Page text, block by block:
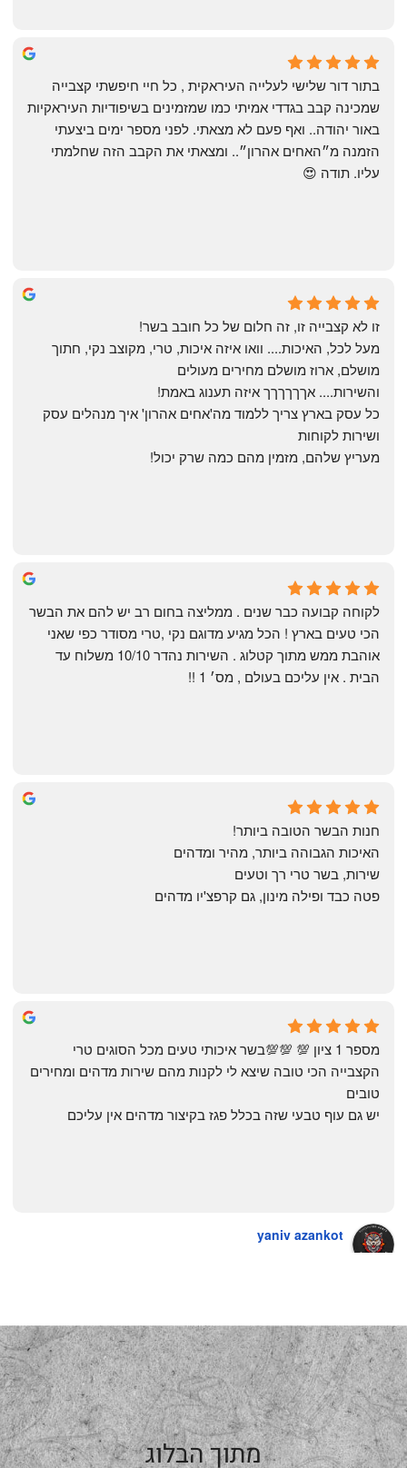
שי
4 months ago
Yonatan Menashe
6 months ago
עליו. תודה 😍
Shahaf Bendarker
6 months ago
זו לא קצבייה זו, זה חלום של כל חובב בשר!
מושלם, ארוז מושלם מחירים מעולים
והשירות.... אךךךךךך איזה תענוג באמת!
ושירות לקוחות
מעריץ שלהם, מזמין מהם כמה שרק יכול!
Annael Annael
9 months ago
הבית . אין עליכם בעולם , מס׳ 1 !!
The Artechology
a year ago
חנות הבשר הטובה ביותר!
האיכות הגבוהה ביותר, מהיר ומדהים
שירות, בשר טרי רך וטעים
פטה כבד ופילה מינון, גם קרפצ'יו מדהים
yaniv azankot
טובים
יש גם עוף טבעי שזה בכלל פגז בקיצור מדהים אין עליכם
מתוך הבלוג